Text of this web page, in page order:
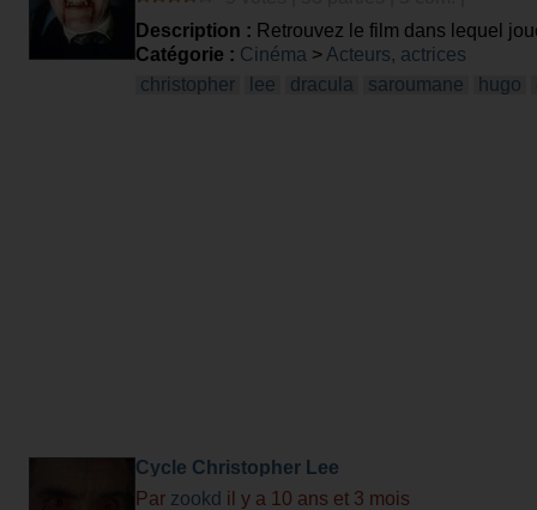
Description : Retrouvez le film dans lequel
Catégorie : Cinéma > Acteurs, actrices
christopher
lee dracula saroumane hugo
Cycle Christopher Lee
Par zookd il y a 10 ans et 3 mois